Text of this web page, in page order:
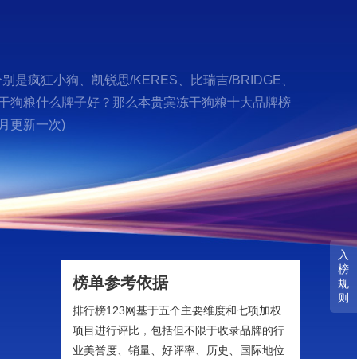
入
榜
规
则
是疯狂小狗、凯锐思/KERES、比瑞吉/BRIDGE、
狗粮什么牌子好？那么本贵宾冻干狗粮十大品牌榜
更新一次)
榜单参考依据
排行榜123网基于五个主要维度和七项加权
项目进行评比，包括但不限于收录品牌的行
业美誉度、销量、好评率、历史、国际地位